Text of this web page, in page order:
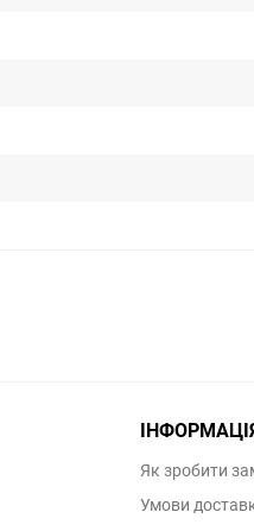
Як зробити
Умови